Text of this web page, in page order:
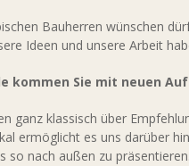
Bauherren wünschen
Ideen und unsere Arbeit
kommen Sie mit neuen
ganz klassisch über
ermöglicht es uns darüber
so nach außen zu